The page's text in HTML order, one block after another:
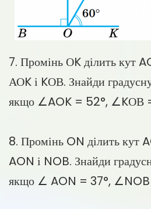
7. Промінь ОK ділить кут
АОK і KОВ. Знайди
якщо ∠AOK = 52°, ∠KОВ
8. Промінь ON ділить кут
AON і NOB. Знайди
якщо ∠ AON = 37°,